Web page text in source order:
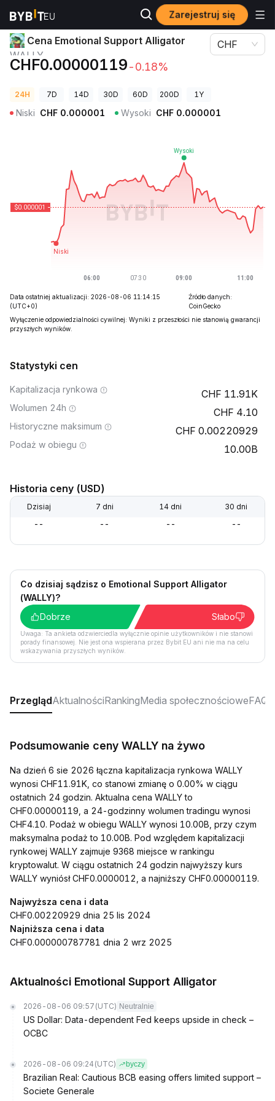
Zarejestruj się
Ceny kryptowalut Cena Emotional Support Alligator WALLY
Cena Emotional Support Alligator
WALLY
CHF0.00000119-0.18%
CHF
24H 7D 14D 30D 60D 200D 1Y
Niski CHF 0.000001 Wysoki CHF 0.000001
Data ostatniej aktualizacji: 2026-08-06 11:14:15
(UTC+0)
Źródło danych:
CoinGecko
Wyłączenie odpowiedzialności cywilnej: Wyniki z przeszłości nie stanowią gwarancji
przyszłych wyników.
Statystyki cen
Kapitalizacja rynkowa 11.91K
Wolumen 24h 4.10
Historyczne maksimum 0.00220929
Podaż w obiegu 10.00B
Historia ceny (USD)
Dzisiaj 7 dni 14 dni 30 dni
-- -- -- --
Co dzisiaj sądzisz o Emotional Support Alligator
(WALLY)?
Dobrze
Słabo
Uwaga: Ta ankieta odzwierciedla wyłącznie opinie użytkowników i nie stanowi
porady finansowej. Nie jest ona wspierana przez Bybit EU ani nie ma na celu
wskazywania przyszłych wyników.
PrzeglądAktualnościRankingMedia społecznościoweFAQ
Podsumowanie ceny WALLY na żywo
Na dzień 6 sie 2026 łączna kapitalizacja rynkowa WALLY
wynosi CHF11.91K, co stanowi zmianę o 0.00% w ciągu
ostatnich 24 godzin. Aktualna cena WALLY to
CHF0.00000119, a 24-godzinny wolumen tradingu wynosi
CHF4.10. Podaż w obiegu WALLY wynosi 10.00B, przy czym
maksymalna podaż to 10.00B. Pod względem kapitalizacji
rynkowej WALLY zajmuje 9368 miejsce w rankingu
kryptowalut. W ciągu ostatnich 24 godzin najwyższy kurs
WALLY wyniósł CHF0.0000012, a najniższy CHF0.00000119.
Najwyższa cena i data
CHF0.00220929 dnia 25 lis 2024
Najniższa cena i data
CHF0.000000787781 dnia 2 wrz 2025
Aktualności Emotional Support Alligator
2026-08-06 09:57 (UTC) Neutralnie
US Dollar: Data-dependent Fed keeps upside in check –
OCBC
2026-08-06 09:24 (UTC) byczy
Brazilian Real: Cautious BCB easing offers limited support –
Societe Generale